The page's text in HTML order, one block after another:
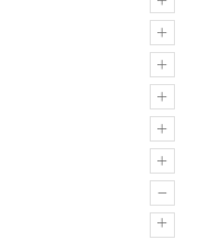
+
+
+
+
+
–
+